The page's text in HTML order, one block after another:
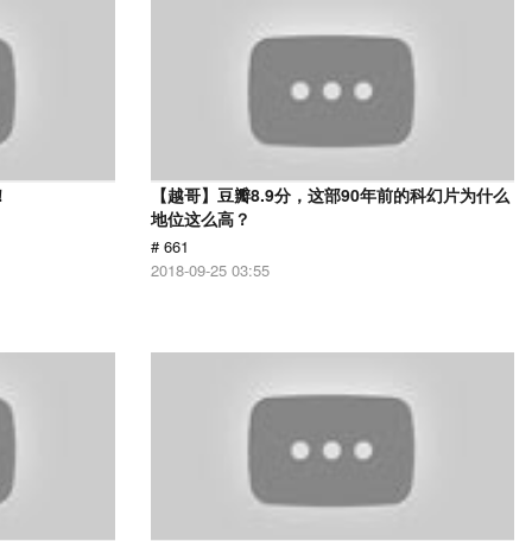
【越哥】豆瓣8.9分，这部90年前的科幻片为什么
地位这么高？
# 661
2018-09-25 03:55